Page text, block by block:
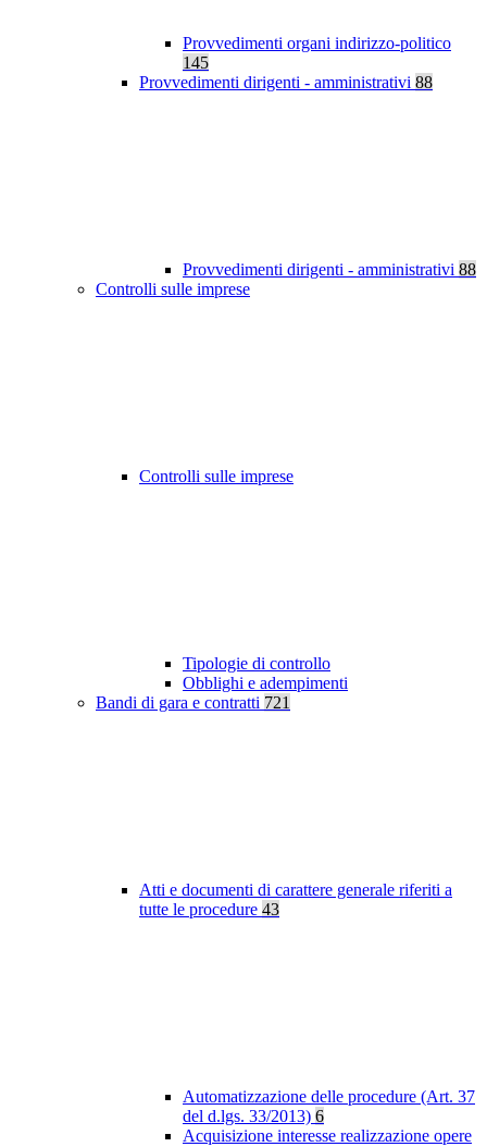
Provvedimenti organi indirizzo-politico
145
Provvedimenti dirigenti - amministrativi 88
Provvedimenti dirigenti - amministrativi 88
Controlli sulle imprese
Controlli sulle imprese
Tipologie di controllo
Obblighi e adempimenti
Bandi di gara e contratti 721
Atti e documenti di carattere generale riferiti a
tutte le procedure 43
Automatizzazione delle procedure (Art. 37
del d.lgs. 33/2013) 6
Acquisizione interesse realizzazione opere